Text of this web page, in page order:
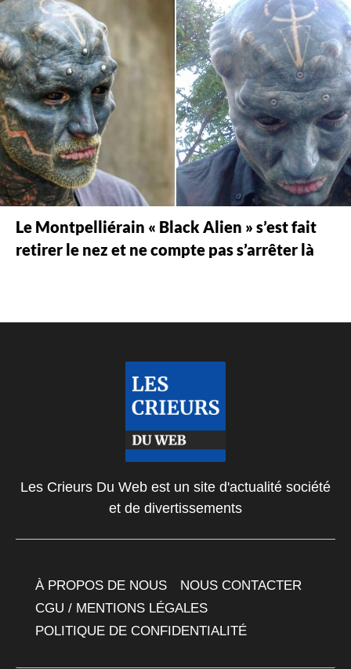
Le Montpelliérain « Black Alien » s’est fait
retirer le nez et ne compte pas s’arrêter là
Les Crieurs Du Web est un site d'actualité société
et de divertissements
À PROPOS DE NOUS
NOUS CONTACTER
CGU / MENTIONS LÉGALES
POLITIQUE DE CONFIDENTIALITÉ